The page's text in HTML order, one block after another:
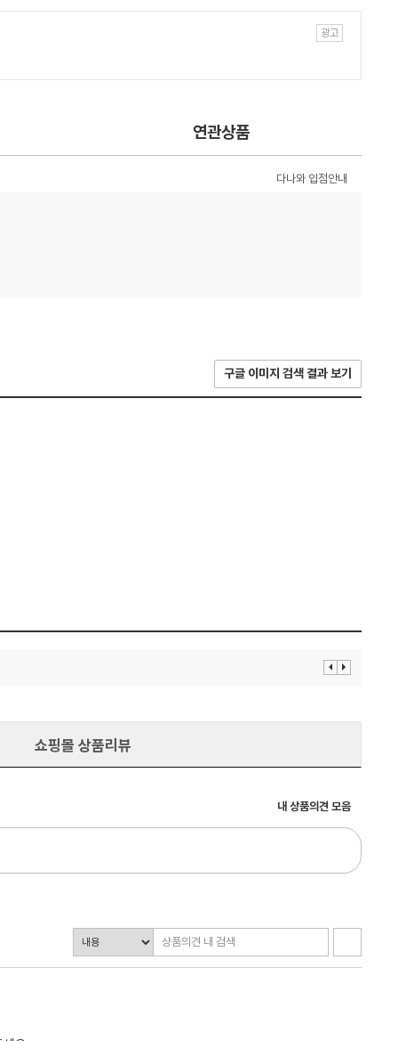
연관상품
다나와 입점안내
구글 이미지 검색 결과 보기
이 다
쇼핑몰 상품리뷰
내 상품의견 모음